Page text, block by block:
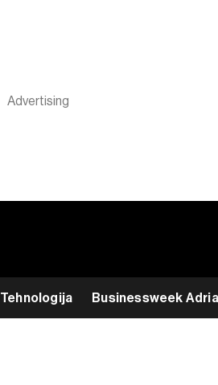
Tehnologija Businessweek Adria